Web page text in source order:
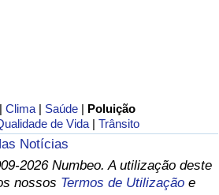
|Clima | Saúde | Poluição
de Vida |Trânsito
Notícias
2026 Numbeo. A utilização deste
nossos Termos de Utilização e